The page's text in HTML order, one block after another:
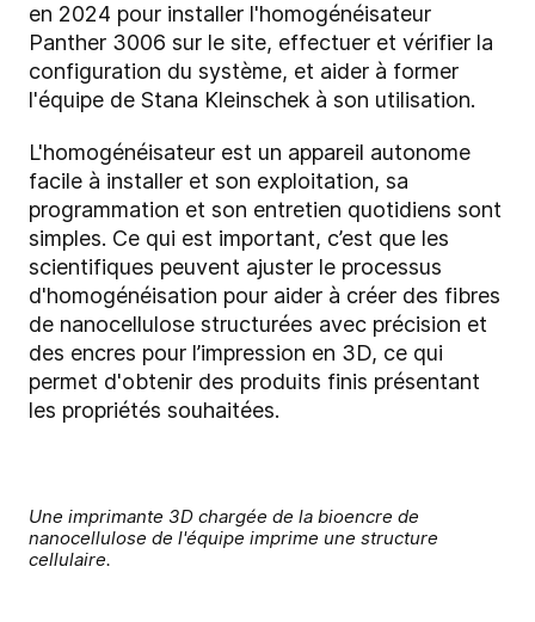
en 2024 pour installer l'homogénéisateur
Panther 3006 sur le site, effectuer et vérifier la
configuration du système, et aider à former
l'équipe de Stana Kleinschek à son utilisation.
L'homogénéisateur est un appareil autonome
facile à installer et son exploitation, sa
programmation et son entretien quotidiens sont
simples. Ce qui est important, c’est que les
scientifiques peuvent ajuster le processus
d'homogénéisation pour aider à créer des fibres
de nanocellulose structurées avec précision et
des encres pour l’impression en 3D, ce qui
permet d'obtenir des produits finis présentant
les propriétés souhaitées.
Une imprimante 3D chargée de la bioencre de
nanocellulose de l'équipe imprime une structure
cellulaire.